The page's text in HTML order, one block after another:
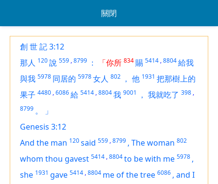
關閉
創 世 記 3:12
那人 120說 559 ,8799 ： 「你所 834 賜 5414 ,8804給我
與我 5978 同居的 5978女人 802 ， 他 1931 把那樹上的
果子 4480 ,6086給 5414 ,8804我 9001 ， 我就吃了 398 ,
8799 。
」
Genesis 3:12
And the man 120said 559 ,8799 , The woman 802
whom thou gavest 5414 ,8804to bewith me 5978 ,
she 1931 gave 5414 ,8804 me of the tree 6086 , and I